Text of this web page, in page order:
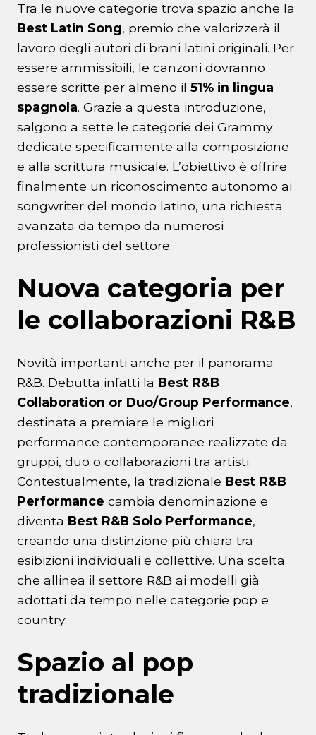
Tra le nuove categorie trova spazio anche la
Best Latin Song, premio che valorizzerà il
lavoro degli autori di brani latini originali. Per
essere ammissibili, le canzoni dovranno
essere scritte per almeno il 51% in lingua
spagnola. Grazie a questa introduzione,
salgono a sette le categorie dei Grammy
dedicate specificamente alla composizione
e alla scrittura musicale. L’obiettivo è offrire
finalmente un riconoscimento autonomo ai
songwriter del mondo latino, una richiesta
avanzata da tempo da numerosi
professionisti del settore.
Nuova categoria per
le collaborazioni R&B
Novità importanti anche per il panorama
R&B. Debutta infatti la Best R&B
Collaboration or Duo/Group Performance,
destinata a premiare le migliori
performance contemporanee realizzate da
gruppi, duo o collaborazioni tra artisti.
Contestualmente, la tradizionale Best R&B
Performance cambia denominazione e
diventa Best R&B Solo Performance,
creando una distinzione più chiara tra
esibizioni individuali e collettive. Una scelta
che allinea il settore R&B ai modelli già
adottati da tempo nelle categorie pop e
country.
Spazio al pop
tradizionale